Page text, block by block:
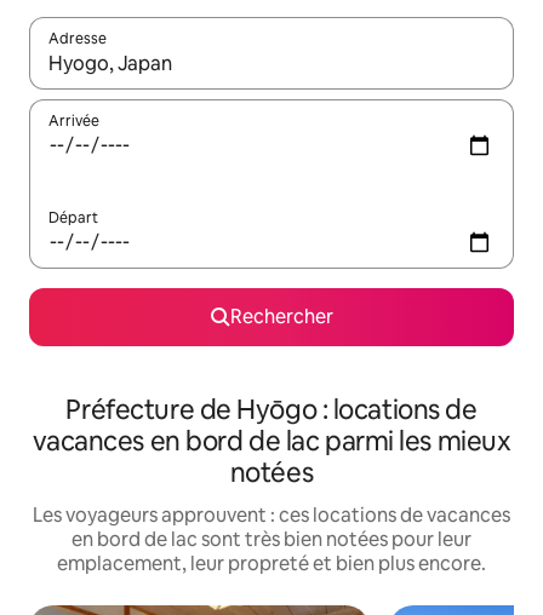
Adresse
Lorsque les résultats s'affichent, utilisez les flèches vers le
Arrivée
Départ
Rechercher
Préfecture de Hyōgo : locations de
vacances en bord de lac parmi les mieux
notées
Les voyageurs approuvent : ces locations de vacances
en bord de lac sont très bien notées pour leur
emplacement, leur propreté et bien plus encore.